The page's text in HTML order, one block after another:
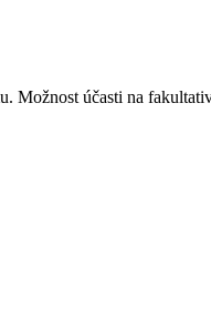
Možnost účasti na